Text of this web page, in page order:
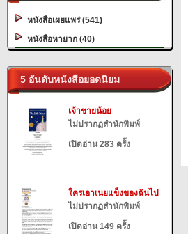
หนังสือเผยแพร่ (541)
หนังสือหายาก (40)
5 อันดับหนังสือยอดนิยม
เจ้าชายน้อย
ไม่ปรากฏสำนักพิมพ์
เปิดอ่าน 283 ครั้ง
ใครเอาเนยแข็งของฉันไป
ไม่ปรากฏสำนักพิมพ์
เปิดอ่าน 149 ครั้ง